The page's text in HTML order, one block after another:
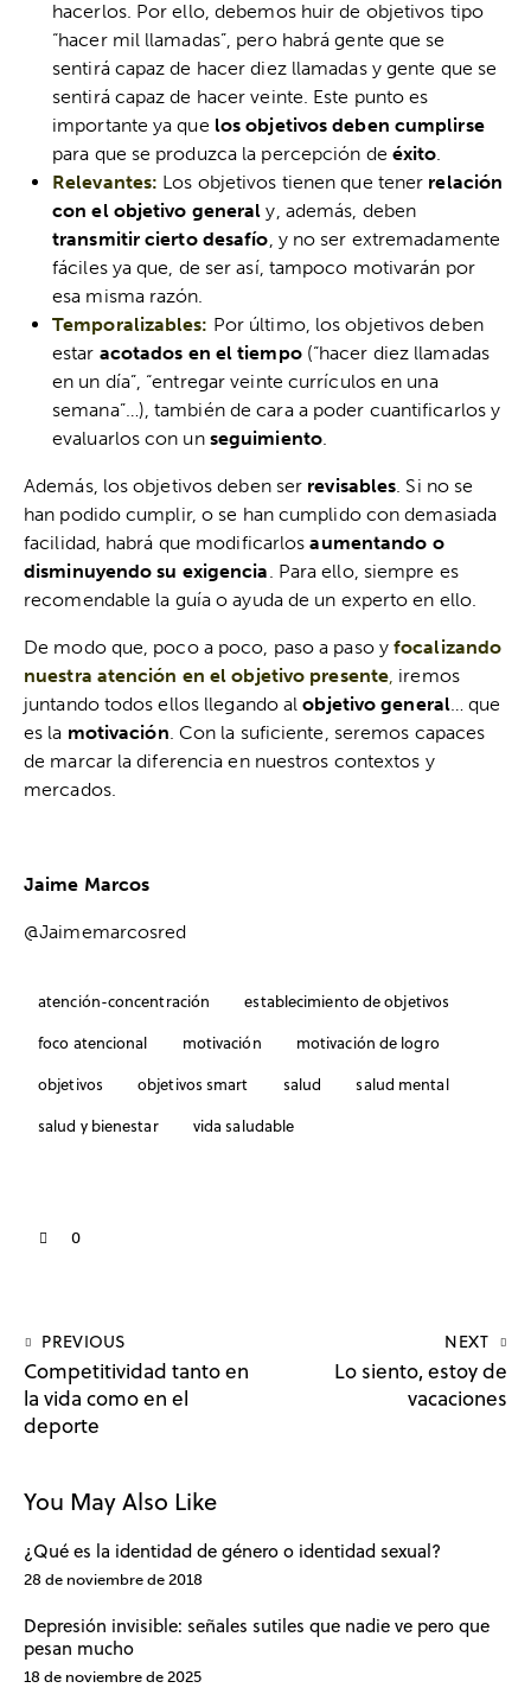
hacerlos. Por ello, debemos huir de objetivos tipo
“hacer mil llamadas”, pero habrá gente que se
sentirá capaz de hacer diez llamadas y gente que se
sentirá capaz de hacer veinte. Este punto es
importante ya que los objetivos deben cumplirse
para que se produzca la percepción de éxito.
Relevantes: Los objetivos tienen que tener relación
con el objetivo general y, además, deben
transmitir cierto desafío, y no ser extremadamente
fáciles ya que, de ser así, tampoco motivarán por
esa misma razón.
Temporalizables: Por último, los objetivos deben
estar acotados en el tiempo(“hacer diez llamadas
en un día”, “entregar veinte currículos en una
semana”…), también de cara a poder cuantificarlos y
evaluarlos con un seguimiento.
Además, los objetivos deben ser revisables. Si no se
han podido cumplir, o se han cumplido con demasiada
facilidad, habrá que modificarlosaumentando o
disminuyendo su exigencia. Para ello, siempre es
recomendable la guía o ayuda de un experto en ello.
De modo que, poco a poco, paso a paso y focalizando
nuestra atención en el objetivo presente, iremos
juntando todos ellos llegando al objetivo general… que
es la motivación. Con la suficiente, seremos capaces
de marcar la diferencia en nuestros contextos y
mercados.
Jaime Marcos
@Jaimemarcosred
atención-concentración
establecimiento de objetivos
foco atencional
motivación
motivación de logro
objetivos
objetivos smart salud
salud mental
salud y bienestar
vida saludable
0
PREVIOUS
Competitividad tanto en
la vida como en el
deporte
NEXT
Lo siento, estoy de
vacaciones
You May Also Like
¿Qué es la identidad de género o identidad sexual?
28 de noviembre de 2018
Depresión invisible: señales sutiles que nadie ve pero que
pesan mucho
18 de noviembre de 2025